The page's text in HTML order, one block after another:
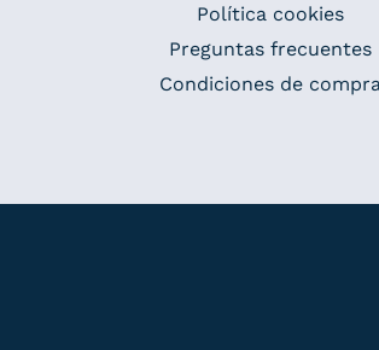
Política cookies
Preguntas frecuentes
Condiciones de compra